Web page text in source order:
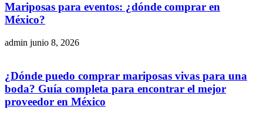
Mariposas para eventos: ¿dónde comprar en
México?
admin junio 8, 2026
¿Dónde puedo comprar mariposas vivas para una
boda? Guía completa para encontrar el mejor
proveedor en México